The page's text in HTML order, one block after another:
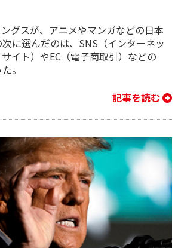
グスが、アニメやマンガなどの日本
に選んだのは、SNS（インターネッ
イト）やEC（電子商取引）などの
。
記事を読む